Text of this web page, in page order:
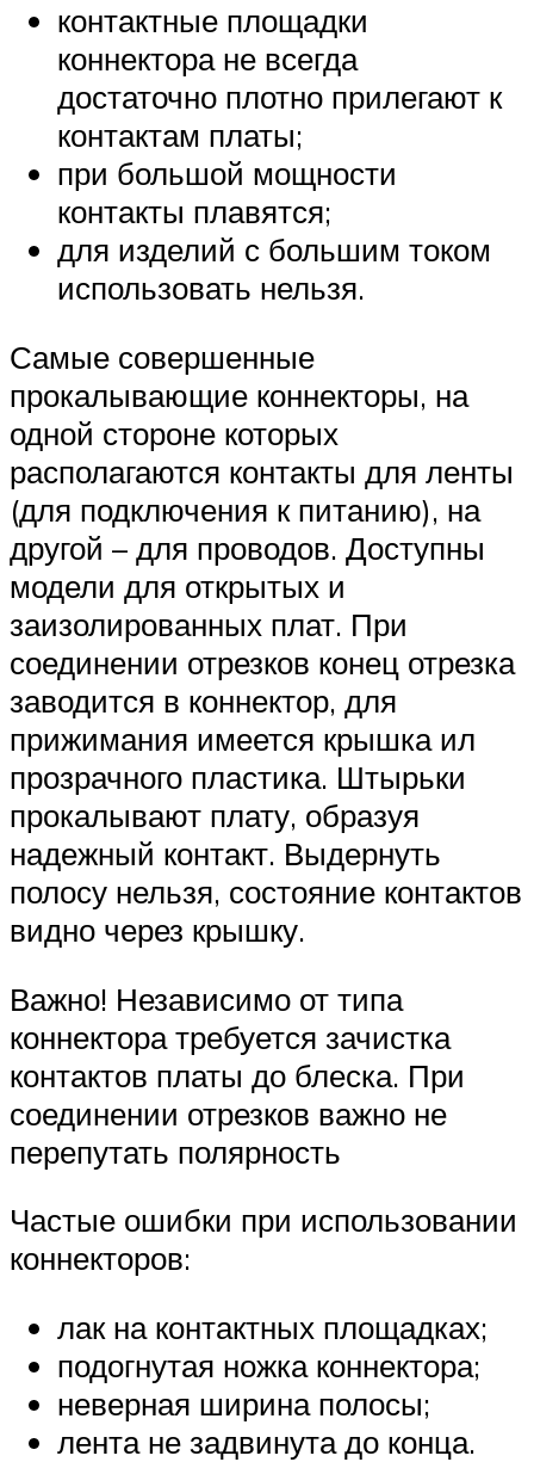
контактные площадки
коннектора не всегда
достаточно плотно прилегают к
контактам платы;
при большой мощности
контакты плавятся;
для изделий с большим током
использовать нельзя.
Самые совершенные
прокалывающие коннекторы, на
одной стороне которых
располагаются контакты для ленты
(для подключения к питанию), на
другой – для проводов. Доступны
модели для открытых и
заизолированных плат. При
соединении отрезков конец отрезка
заводится в коннектор, для
прижимания имеется крышка ил
прозрачного пластика. Штырьки
прокалывают плату, образуя
надежный контакт. Выдернуть
полосу нельзя, состояние контактов
видно через крышку.
Важно! Независимо от типа
коннектора требуется зачистка
контактов платы до блеска. При
соединении отрезков важно не
перепутать полярность
Частые ошибки при использовании
коннекторов:
лак на контактных площадках;
подогнутая ножка коннектора;
неверная ширина полосы;
лента не задвинута до конца.